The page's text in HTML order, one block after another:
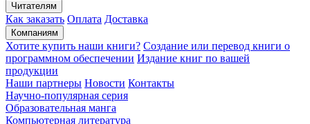
Читателям
Как заказать Оплата Доставка
Компаниям
Хотите купить наши книги? Создание или перевод книги о
программном обеспечении Издание книг по вашей
продукции
Наши партнеры Новости Контакты
Научно-популярная серия
Образовательная манга
Компьютерная литература